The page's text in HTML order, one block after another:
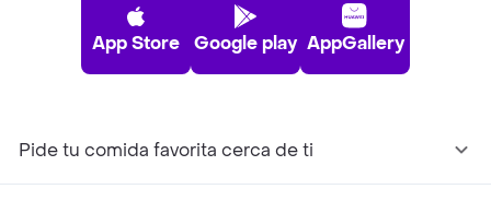
App Store Google play AppGallery
Pide tu comida favorita cerca de ti